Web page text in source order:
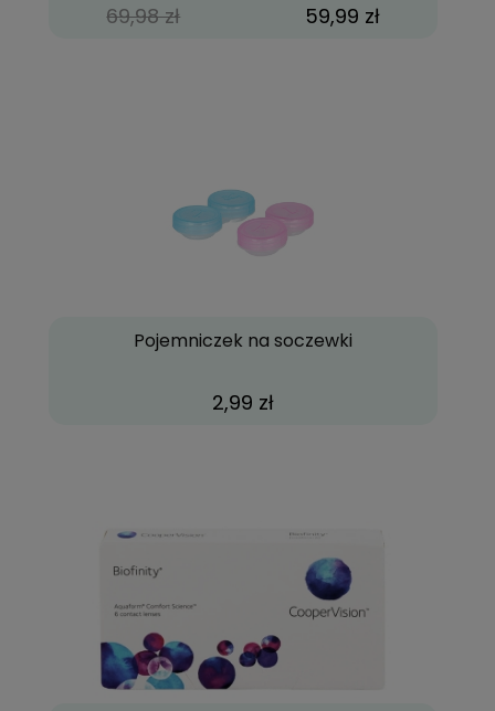
69,98 zł 59,99 zł
Pojemniczek na soczewki
2,99 zł